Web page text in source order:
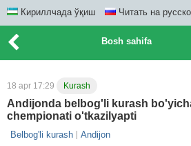
Кириллчада ўқиш Читать на
Bosh sahifa
18 apr 17:29 Kurash
Andijonda belbog'li kurash
chempionati o'tkazilyapti
Belbog'li kurash Andijon